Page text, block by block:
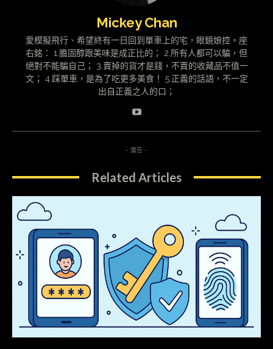
Mickey Chan
愛模擬飛行、希望終有一日回到單車上的宅，眼鏡娘控。座
右銘： 1.膽固醇跟美味是成正比的； 2.所有人都可以騙，但
絕對不能騙自己； 3.賣掉的貨才是錢，不賣的收藏品不值一
文； 4.踩單車，是為了吃更多美食！ 5.正義的話語，不一定
出自正義之人的口；
- 廣告 -
Related Articles